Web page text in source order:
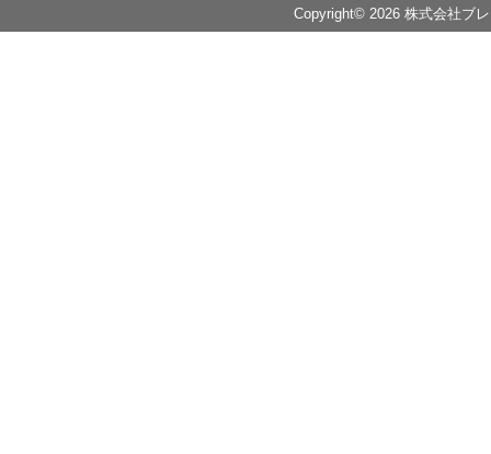
Copyright© 2026 株式会社ブ